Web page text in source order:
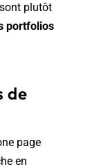
plutôt
portfolios
de
page
en